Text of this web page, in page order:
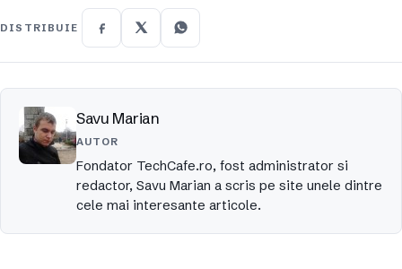
DISTRIBUIE
Savu Marian
AUTOR
Fondator TechCafe.ro, fost administrator si
redactor, Savu Marian a scris pe site unele dintre
cele mai interesante articole.